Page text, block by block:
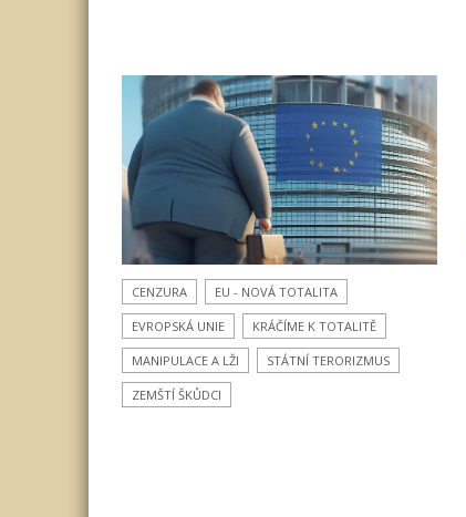
CENZURA EU - NOVÁ TOTALITA
EVROPSKÁ UNIE KRÁČÍME K TOTALITĚ
MANIPULACE A LŽI STÁTNÍ TERORIZMUS
ZEMŠTÍ ŠKŮDCI